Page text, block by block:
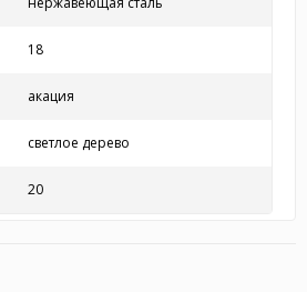
18
акация
светлое дерево
20